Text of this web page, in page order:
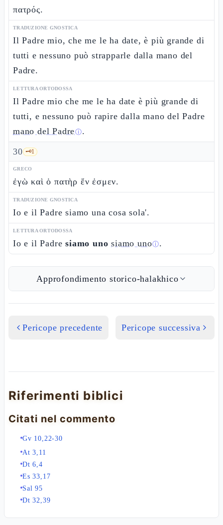
πατρός.
TRADUZIONE GNOSTICA
Il Padre mio, che me le ha date, è più grande di
tutti e nessuno può strapparle dalla mano del
Padre.
LETTURA ORTODOSSA
Il Padre mio che me le ha date è più grande di
tutti, e nessuno può rapire dalla mano del Padre
mano del Padreⓘ.
30 🗝️1
GRECO
ἐγὼ καὶ ὁ πατὴρ ἕν ἐσμεν.
TRADUZIONE GNOSTICA
Io e il Padre siamo una cosa sola'.
LETTURA ORTODOSSA
Io e il Padresiamo uno siamo unoⓘ.
Approfondimento storico-halakhico
Pericope precedente Pericope successiva
Riferimenti biblici
Citati nel commento
Gv 10,22-30
At 3,11
Dt 6,4
Es 33,17
Sal 95
Dt 32,39